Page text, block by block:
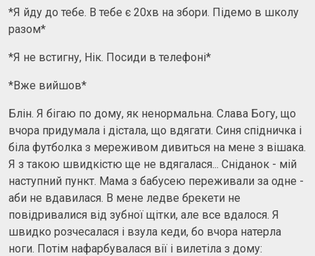
*Я йду до тебе. В тебе є 20хв на збори. Підемо в школу
разом*
*Я не встигну, Нік. Посиди в телефоні*
*Вже вийшов*
Блін. Я бігаю по дому, як ненормальна. Слава Богу, що
вчора придумала і дістала, що вдягати. Синя спідничка і
біла футболка з мереживом дивиться на мене з вішака.
Я з такою швидкістю ще не вдягалася... Сніданок - мій
наступний пункт. Мама з бабусею переживали за одне -
аби не вдавилася. В мене ледве брекети не
повідривалися від зубної щітки, але все вдалося. Я
швидко розчесалася і взула кеди, бо вчора натерла
ноги. Потім нафарбувалася вії і вилетіла з дому: